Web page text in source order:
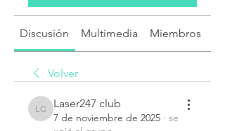
Discusión Multimedia Miembros
Volver
Laser247 club
Laser247 club
7 de noviembre de 2025 · se